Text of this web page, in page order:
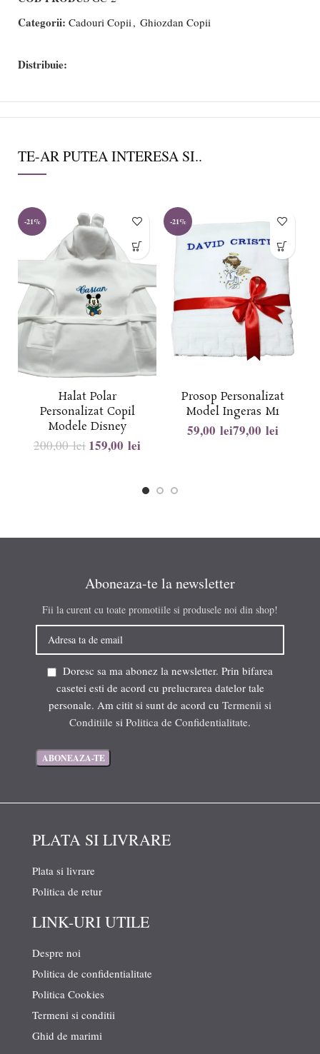
Categorii: Cadouri Copii , Ghiozdan Copii
Distribuie:
TE-AR PUTEA INTERESA SI..
-21%
Halat Polar
Personalizat Copil
Modele Disney
200,00lei 159,00 lei
-21%
Prosop Personalizat
Model Ingeras M1
lei lei
Aboneaza-te la newsletter
Fii la curent cu toate promotiile si produsele noi din shop!
Doresc sa ma abonez la newsletter. Prin bifarea
casetei esti de acord cu prelucrarea datelor tale
personale. Am citit si sunt de acord cu Termenii si
Conditiile si Politica de Confidentialitate.
PLATA SI LIVRARE
Plata si livrare
Politica de retur
LINK-URI UTILE
Despre noi
Politica de confidentialitate
Politica Cookies
Termeni si conditii
Ghid de marimi